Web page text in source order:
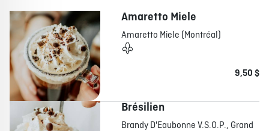
Amaretto Miele
Amaretto Miele (Montréal)
9,50 $
Brésilien
Brandy D'Eaubonne V.S.O.P., Grand